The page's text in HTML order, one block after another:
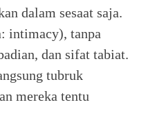
dalam sesaat saja.
intimacy), tanpa
dan sifat tabiat.
tubruk
mereka tentu